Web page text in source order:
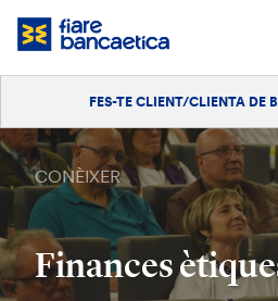
Salta
Iniciar sessió
Fes-te'n client/clienta
FES-TE CLIENT/CLIENTA DE
CONÈIXER
Finances